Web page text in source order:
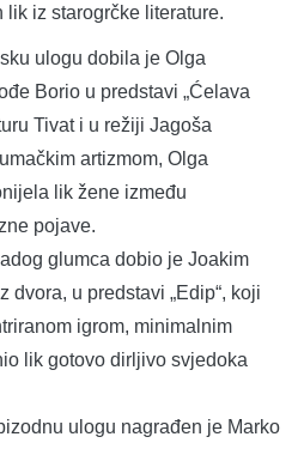
iz starogrčke literature.
ulogu dobila je Olga
Borio u predstavi „Ćelava
Tivat i u režiji Jagoša
artizmom, Olga
lik žene između
pojave.
glumca dobio je Joakim
dvora, u predstavi „Edip“, koji
igrom, minimalnim
lik gotovo dirljivo svjedoka
ulogu nagrađen je Marko